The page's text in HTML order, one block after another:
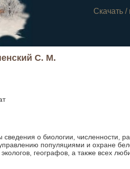
Скачать /
С. М.
сведения о биологии, численности,
популяциями и охране
географов, а также всех